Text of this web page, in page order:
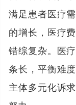
满足患者医疗
的增长，医疗
错综复杂。医
条长，平衡难
主体多元化诉